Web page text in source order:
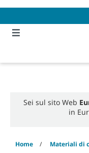
content
navigation
menu
Sei sul sito Web
in
Home Materiali di